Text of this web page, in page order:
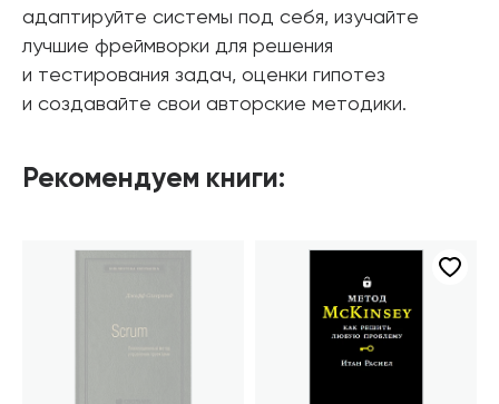
адаптируйте системы под себя, изучайте
лучшие фреймворки для решения
и тестирования задач, оценки гипотез
и создавайте свои авторские методики.
Рекомендуем книги: